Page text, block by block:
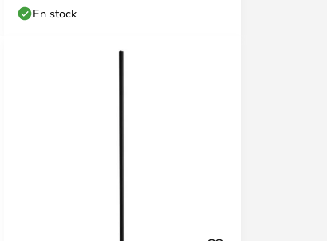
En stock